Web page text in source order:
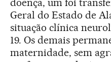
doença, um foi
Geral do Estado de
situação clínica
19. Os demais
maternidade, sem